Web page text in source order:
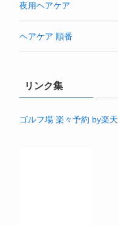
夜用ヘアケア
ヘアケア 順番
リンク集
ゴルフ場 楽々予約 by楽天